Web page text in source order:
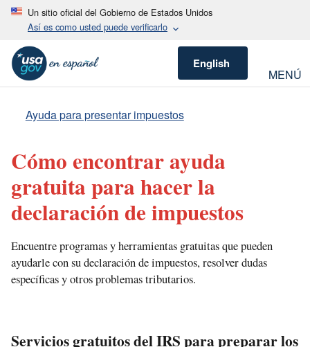
Un sitio oficial del Gobierno de Estados Unidos
Así es como usted puede verificarlo
English
MENÚ
Ayuda para presentar impuestos
Cómo encontrar ayuda
gratuita para hacer la
declaración de impuestos
Encuentre programas y herramientas gratuitas que pueden
ayudarle con su declaración de impuestos, resolver dudas
específicas y otros problemas tributarios.
Servicios gratuitos del IRS para preparar los